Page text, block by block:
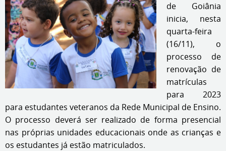
de Goiânia
inicia, nesta
quarta-feira
(16/11), o
processo de
renovação de
matrículas
para 2023
para estudantes veteranos da Rede Municipal de Ensino.
O processo deverá ser realizado de forma presencial
nas próprias unidades educacionais onde as crianças e
os estudantes já estão matriculados.